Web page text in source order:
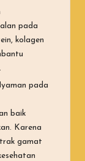
pada
kolagen
pada
baik
Karena
gamat